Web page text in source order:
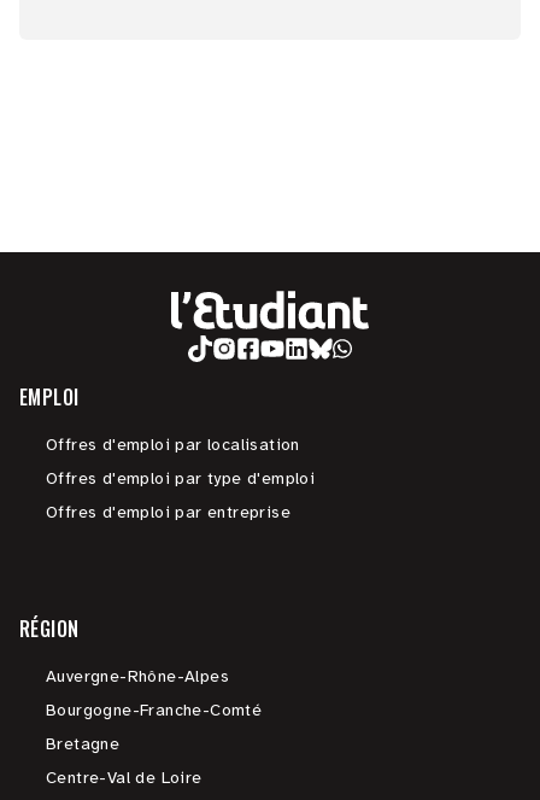
EMPLOI
Offres d'emploi par localisation
Offres d'emploi par type d'emploi
Offres d'emploi par entreprise
RÉGION
Auvergne-Rhône-Alpes
Bourgogne-Franche-Comté
Bretagne
Centre-Val de Loire